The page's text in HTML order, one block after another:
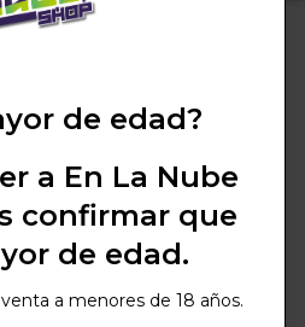
de edad?
a En La Nube
confirmar que
de edad.
a menores de 18 años.